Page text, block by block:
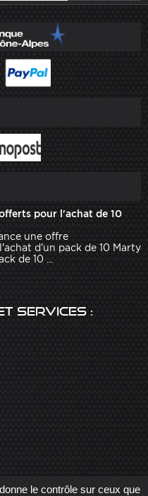
pour l'achat de 10
une offre
d'un pack de 10 Marty
de 10 ...
services :
Arobasesle contrôle sur ceux que